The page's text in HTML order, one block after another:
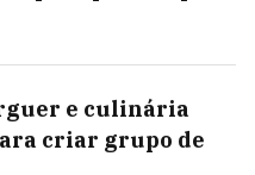
e culinária
criar grupo de